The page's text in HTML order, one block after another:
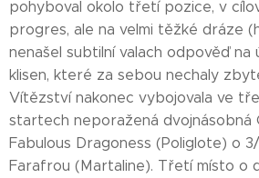
pohyboval okolo třetí pozice, v
progres, ale na velmi těžké dráze
nenašel subtilní valach odpověď na
klisen, které za sebou nechaly
Vítězství nakonec vybojovala ve
startech neporažená dvojnásobná
Fabulous Dragoness (Poliglote) o
Farafrou (Martaline). Třetí místo o